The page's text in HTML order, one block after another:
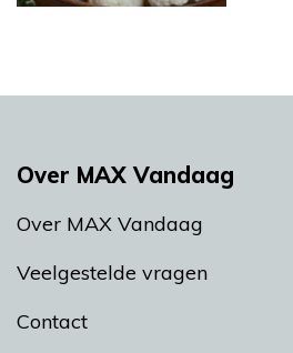
Over MAX Vandaag
Over MAX Vandaag
Veelgestelde vragen
Contact